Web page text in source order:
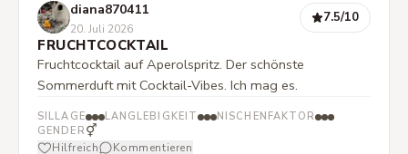
diana870411
20. Juli 2026
7.5/10
FRUCHTCOCKTAIL
Fruchtcocktail auf Aperolspritz. Der schönste
Sommerduft mit Cocktail-Vibes. Ich mag es.
SILLAGE LANGLEBIGKEIT
NISCHENFAKTOR
GENDER ⚥
Hilfreich Kommentieren